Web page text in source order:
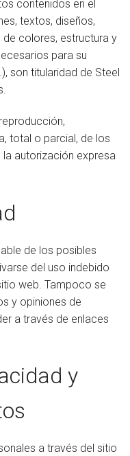
contenidos en el
textos, diseños,
colores, estructura y
para su
son titularidad de Steel
total o parcial, de los
autorización expresa
de los posibles
del uso indebido
web. Tampoco se
y opiniones de
a través de enlaces
y
a través del sitio